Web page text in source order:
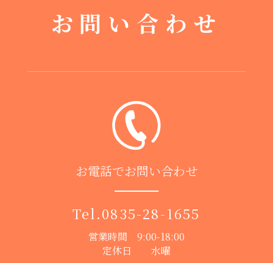
お問い合わせ
お電話でお問い合わせ
Tel.0835-28-1655
営業時間 9:00-18:00
定休日 水曜